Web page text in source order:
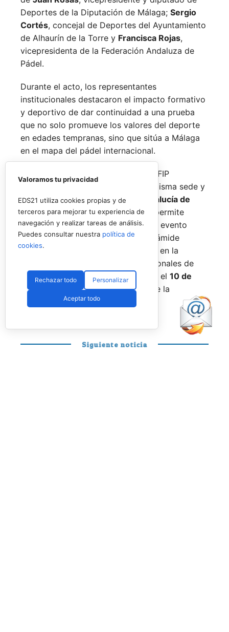
Deportes de la Diputación de Málaga; Sergio
Cortés, concejal de Deportes del Ayuntamiento
de Alhaurín de la Torre y Francisca Rojas,
vicepresidenta de la Federación Andaluza de
Pádel.
Durante el acto, los representantes
institucionales destacaron el impacto formativo
y deportivo de dar continuidad a una prueba
que no solo promueve los valores del deporte
en edades tempranas, sino que sitúa a Málaga
en el mapa del pádel internacional.
De forma paralela al desarrollo del FIP
Promises, la FAP organizará en la misma sede y
fechas losInternacionales de Andalucía de
Menores 2026. Esta cita paralela permite
incorporar la categoríabenjamín
al evento
global, completando así toda la pirámide
formativa.
El plazo para registrarse en la
categoría benjamín de los Internacionales de
Andalucía permanece abierto hasta el 10 de
agosto
a través de la web oficial de la
Federación.
Siguiente noticia
Valoramos tu privacidad
EDS21 utiliza cookies propias y de
terceros para mejorar tu experiencia de
navegación y realizar tareas de análisis.
Puedes consultar nuestra política de
cookies.
Rechazar todo Personalizar
Aceptar todo